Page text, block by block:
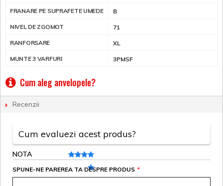
FRANARE PE SUPRAFETE UMEDE B
NIVEL DE ZGOMOT 71
RANFORSARE XL
MUNTE 3 VARFURI 3PMSF
Cum aleg anvelopele?
Recenzii
Cum evaluezi acest produs?
NOTA
*
SPUNE-NE PAREREA TA DESPRE PRODUS